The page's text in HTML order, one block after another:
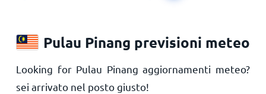
Pulau Pinang previsioni meteo
Looking for Pulau Pinang aggiornamenti meteo?
sei arrivato nel posto giusto!